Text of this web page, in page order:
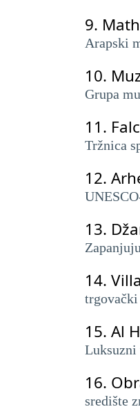
9.
Arapski
10.
Grupa
11.
Tržnica
12.
13.
14.
trgovački
15. Al
Luksuzni
16.
središte